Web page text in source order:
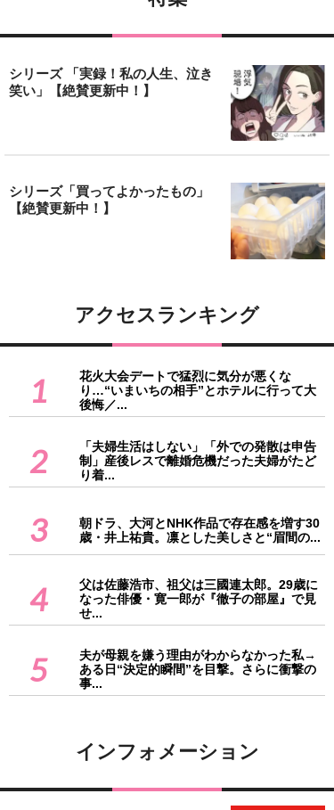
シリーズ 「実録！私の人生、泣き
笑い」【絶賛更新中！】
シリーズ「買ってよかったもの」
【絶賛更新中！】
アクセスランキング
1
花火大会デートで猛烈に気分が悪くな
り…“いまいちの相手”とホテルに行って大
後悔／...
2
「夫婦生活はしない」「外での発散は申告
制」産後レスで離婚危機だった夫婦がたど
り着...
3
朝ドラ、大河とNHK作品で存在感を増す30
歳・井上祐貴。凛とした美しさと“眉間の...
4
父は佐藤浩市、祖父は三國連太郎。29歳に
なった俳優・寛一郎が『徹子の部屋』で見
せ...
5
夫が母親を嫌う理由がわからなかった私→
ある日“決定的瞬間”を目撃。さらに衝撃の
事...
インフォメーション